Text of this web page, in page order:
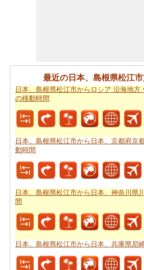
日本、島根県松江市から日本、和歌
する方法については、旅行の要約
あなたはいつも道路で旅行中に多くの
はできません。あなたは飛行機で行
ません。日本、島根県松江市から日
新しい場所に行くの後、あなたの目的
ることが重要です。場合はルートを
あなたは日本、島根県松江市から日
市までの道路ルートプランをチェッ
す。
燃料費は、道路の旅行を計画する際
つの重要な要因であります。日本、
本、和歌山県和歌山市までの旅行の
か。
最近の日本、島根県松江
日本、島根県松江市からロシア 沿海地方
の移動時間
日本、島根県松江市から日本、京都府京
動時間
日本、島根県松江市から日本、神奈川県
間
日本、島根県松江市から日本、兵庫県尼